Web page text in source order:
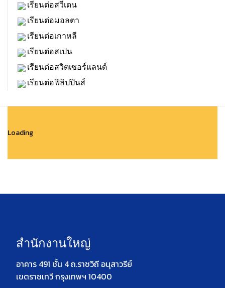
เรียนต่อสวีเดน
เรียนต่อมอลตา
เรียนต่อเกาหลี
เรียนต่อสเปน
เรียนต่อสวิตเซอร์แลนด์
เรียนต่อฟิลิปปินส์
Loading
สำนักงานใหญ่
อาคาร 491 ชั้น 4 ถ.ราชวิถี อนุสาวรีย์
เขตราชเทวี กรุงเทพฯ 10400